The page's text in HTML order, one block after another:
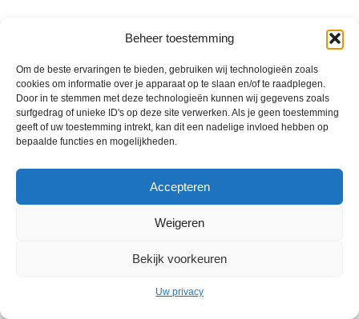
Beheer toestemming
Om de beste ervaringen te bieden, gebruiken wij technologieën zoals
cookies om informatie over je apparaat op te slaan en/of te raadplegen.
Door in te stemmen met deze technologieën kunnen wij gegevens zoals
surfgedrag of unieke ID's op deze site verwerken. Als je geen toestemming
geeft of uw toestemming intrekt, kan dit een nadelige invloed hebben op
bepaalde functies en mogelijkheden.
Accepteren
Weigeren
Bekijk voorkeuren
Uw privacy
© 2013 - 2026 De Duurzame Tuin KvK Gouda 29029262 - BTW nr
NL001968744B76 Hosting: